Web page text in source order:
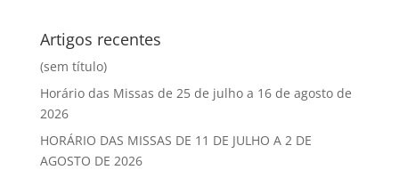
Artigos recentes
(sem título)
Horário das Missas de 25 de julho a 16 de agosto de
2026
HORÁRIO DAS MISSAS DE 11 DE JULHO A 2 DE
AGOSTO DE 2026